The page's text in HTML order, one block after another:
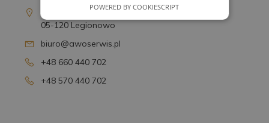
ul. T. Kościuszki 16D
05-120 Legionowo
biuro@awoserwis.pl
+48 660 440 702
+48 570 440 702
POWERED BY COOKIESCRIPT